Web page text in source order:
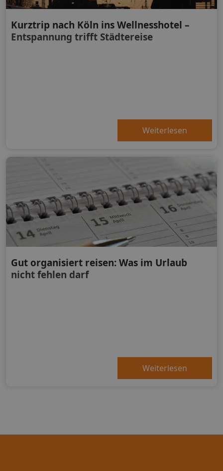
Kurztrip nach Köln ins Wellnesshotel –
Entspannung trifft Städtereise
Weiterlesen
Gut organisiert reisen: Was im Urlaub
nicht fehlen darf
Weiterlesen